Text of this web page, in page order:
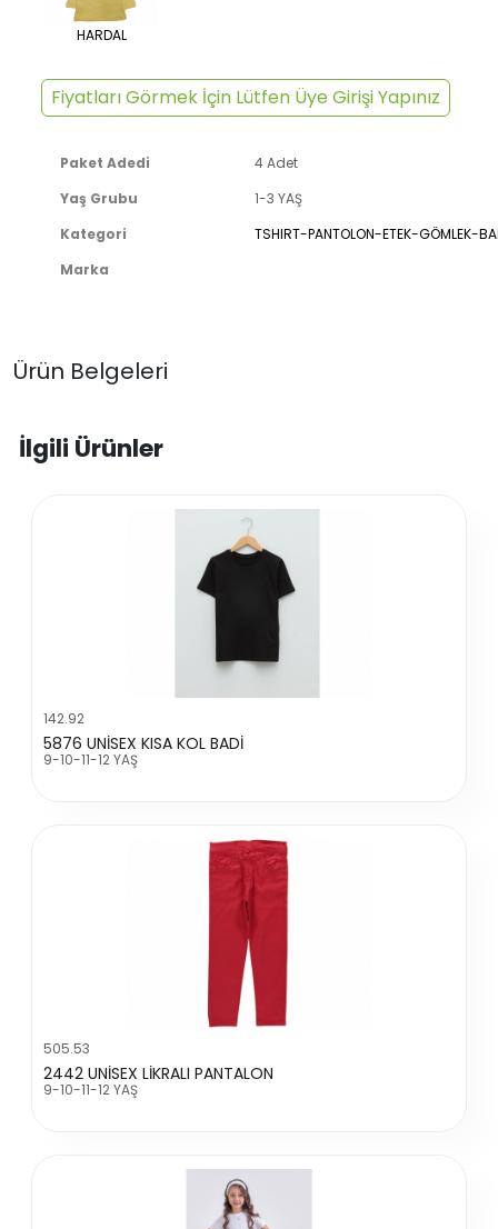
HARDAL
Fiyatları Görmek İçin Lütfen Üye Girişi Yapınız
Paket Adedi
4 Adet
Yaş Grubu
1-3 YAŞ
Kategori
TSHIRT-PANTOLON-ETEK-GÖMLEK-
Marka
Ürün Belgeleri
İlgili Ürünler
142.92
5876 UNİSEX KISA KOL BADİ
9-10-11-12 YAŞ
505.53
2442 UNİSEX LİKRALI PANTALON
9-10-11-12 YAŞ